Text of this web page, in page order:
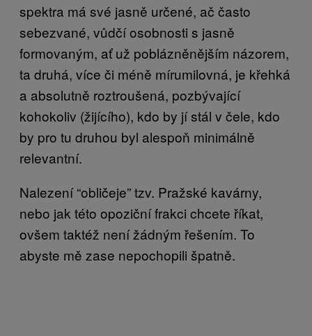
spektra má své jasně určené, ač často
sebezvané, vůdčí osobnosti s jasně
formovaným, ať už poblázněnějším názorem,
ta druhá, více či méně mírumilovná, je křehká
a absolutně roztroušená, pozbývající
kohokoliv (žijícího), kdo by jí stál v čele, kdo
by pro tu druhou byl alespoň minimálně
relevantní.
Nalezení “obličeje” tzv. Pražské kavárny,
nebo jak této opoziční frakci chcete říkat,
ovšem taktéž není žádným řešením. To
abyste mě zase nepochopili špatně.